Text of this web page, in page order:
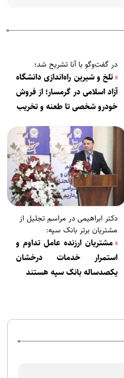
در گفت‌وگو با آنا تشریح شد؛
تلخ و شیرین راه‌اندازی دانشگاه
آزاد اسلامی در گرمسار؛ از فروش
خودرو شخصی تا طعنه و تخریب
دکتر ابراهیمی در مراسم تجلیل از
مشتریان برتر بانک سپه:
مشتریان ارزنده عامل تداوم و
استمرار خدمات درخشان
یکصدساله بانک سپه هستند